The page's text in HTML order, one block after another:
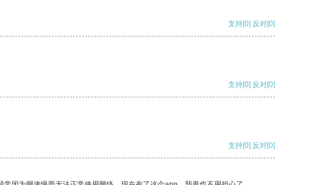
支持[0] 反对[0]
支持[0] 反对[0]
支持[0] 反对[0]